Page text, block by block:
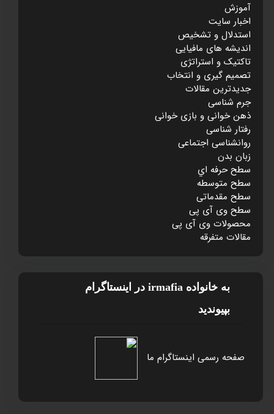
آموزش
اخبار سایت
استدلال و تشخيص
انديشه های مافيايی
تاکتيک و استراتژی
تصميم گيری و انتخاب
جديدترين مقالات
جرم شناسی
ذهن خوانی و بازی خوانی
رفتار شناسی
روانشناسی اجتماعی
زبان بدن
سطح حرفه اي
سطح متوسطه
سطح مقدماتی
سطح وی آی پی
محصولات وی آی پی
مقالات متفرقه
به خانواده irmafia در اينستاگرام
بپيونديد
صفحه رسمی اینستاگرام ما